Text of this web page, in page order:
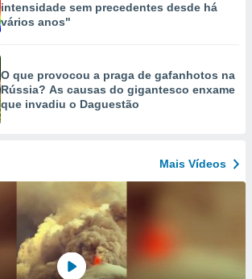
intensidade sem precedentes desde há
vários anos"
O que provocou a praga de gafanhotos na
Rússia? As causas do gigantesco enxame
que invadiu o Daguestão
Mais Vídeos